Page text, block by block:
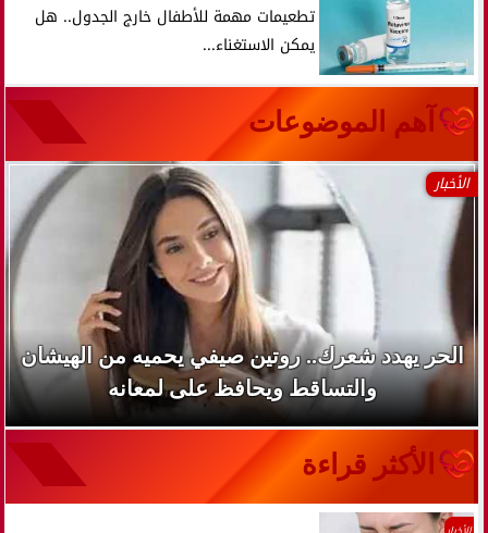
تطعيمات مهمة للأطفال خارج الجدول.. هل
يمكن الاستغناء...
آهم الموضوعات
الأخبار
الحر يهدد شعرك.. روتين صيفي يحميه من الهيشان
والتساقط ويحافظ على لمعانه
الأكثر قراءة